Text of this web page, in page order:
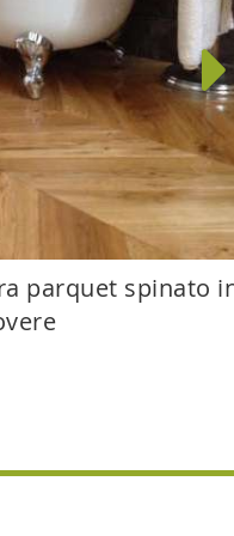
parquet spinato